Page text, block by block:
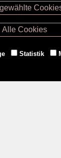
-02942/20433
-02952/30057
-02984/3836
-
Alle Cookies
Statistik